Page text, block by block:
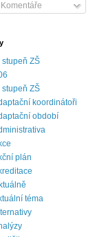
Komentáře
stupeň ZŠ
stupeň ZŠ
koordinátoři
období
plán
téma